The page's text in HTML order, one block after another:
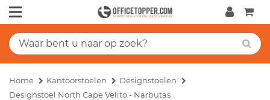
Home Kantoorstoelen
Designstoelen
Designstoel North Cape Velito - Narbutas